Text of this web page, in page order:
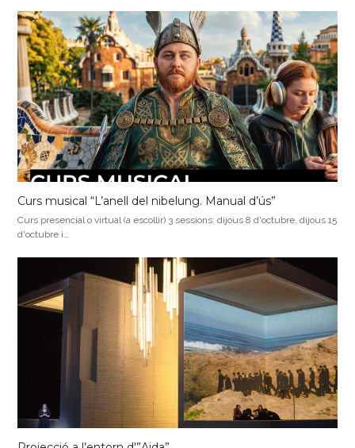
Curs musical “L’anell del nibelung. Manual d’ús”
Curs presencial o virtual (a escollir) 3 sessions: dijous 8 d'octubre, dijous 15
d'octubre i…